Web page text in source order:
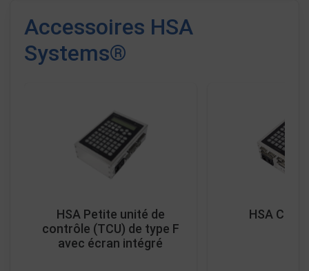
Accessoires HSA
Systems®
HSA Petite unité de
contrôle (TCU) de type F
avec écran intégré
HSA CU2-